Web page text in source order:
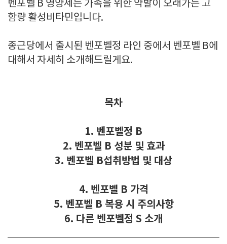
벤포벨 B 영양제는 가족을 위한 약발이 오래가는 고
함량 활성비타민입니다.
종근당에서 출시된 벤포벨정 라인 중에서 벤포벨 B에
대해서 자세히 소개해드릴게요.
목차
1. 벤포벨정 B
2. 벤포벨 B 성분 및 효과
3. 벤포벨 B섭취방법 및 대상
4. 벤포벨 B 가격
5. 벤포벨 B 복용 시 주의사항
6. 다른 벤포벨정 S 소개